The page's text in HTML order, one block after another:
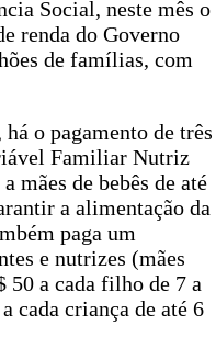
Social, neste mês o
renda do Governo
de famílias, com
o pagamento de três
Familiar Nutriz
mães de bebês de até
a alimentação da
paga um
e nutrizes (mães
50 a cada filho de 7 a
cada criança de até 6